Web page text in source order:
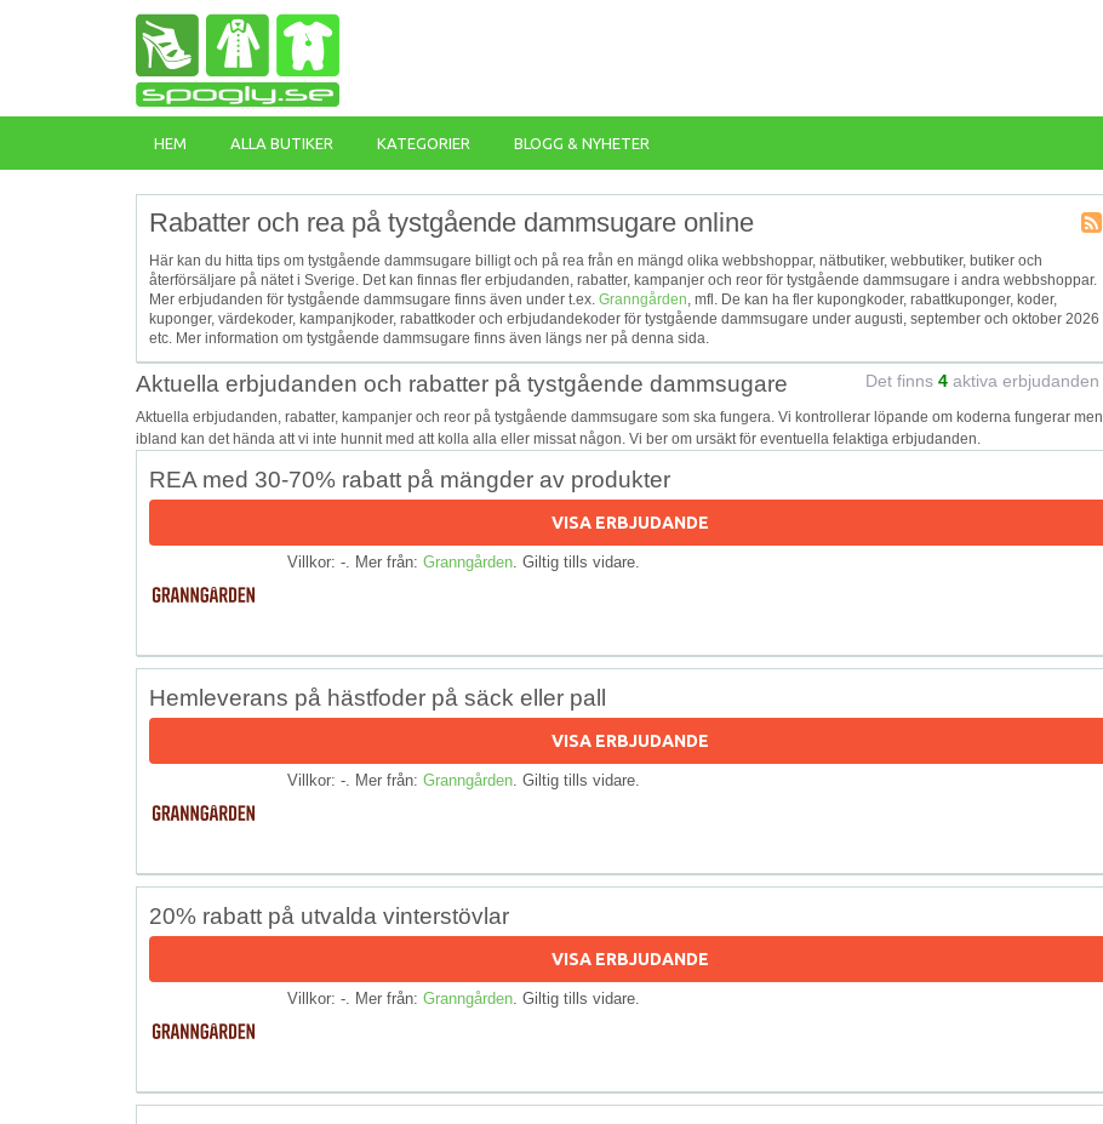
HEM ALLA BUTIKER KATEGORIER BLOGG & NYHETER
Rabatter och rea på tystgående dammsugare online
Här kan du hitta tips om tystgående dammsugare billigt och på rea från en mängd olika webbshoppar, nätbutiker, webbutiker, butiker och
återförsäljare på nätet i Sverige. Det kan finnas fler erbjudanden, rabatter, kampanjer och reor för tystgående dammsugare i andra webbshoppar.
Mer erbjudanden för tystgående dammsugare finns även under t.ex. Granngården, mfl. De kan ha fler kupongkoder, rabattkuponger, koder,
kuponger, värdekoder, kampanjkoder, rabattkoder och erbjudandekoder för tystgående dammsugare under augusti, september och oktober 2026
etc. Mer information om tystgående dammsugare finns även längs ner på denna sida.
Aktuella erbjudanden och rabatter på tystgående dammsugare Det finns 4 aktiva erbjudanden
Aktuella erbjudanden, rabatter, kampanjer och reor på tystgående dammsugare som ska fungera. Vi kontrollerar löpande om koderna fungerar men
ibland kan det hända att vi inte hunnit med att kolla alla eller missat någon. Vi ber om ursäkt för eventuella felaktiga erbjudanden.
REA med 30-70% rabatt på mängder av produkter
VISA ERBJUDANDE
Villkor: -. Mer från: Granngården . Giltig tills vidare.
Hemleverans på hästfoder på säck eller pall
VISA ERBJUDANDE
Villkor: -. Mer från: Granngården . Giltig tills vidare.
20% rabatt på utvalda vinterstövlar
VISA ERBJUDANDE
Villkor: -. Mer från: Granngården . Giltig tills vidare.